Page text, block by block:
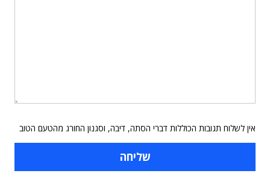
אין לשלוח תגובות הכוללות דברי הסתה, דיבה, וסגנון החורג מהטעם הטוב